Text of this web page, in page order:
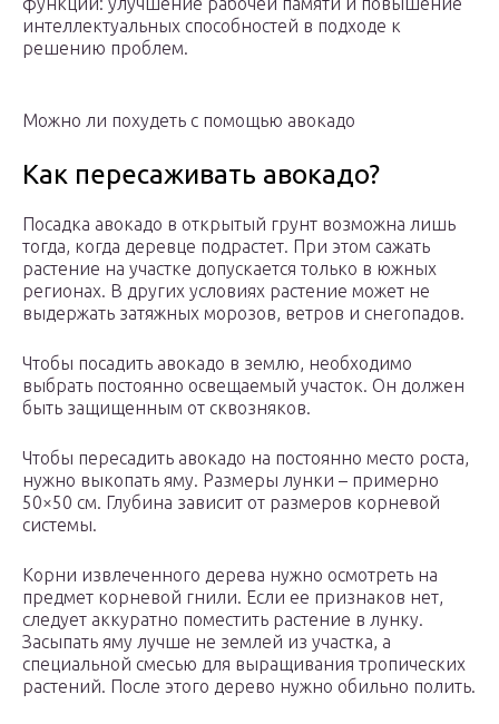
интеллектуальных способностей в подходе к
решению проблем.
Можно ли похудеть с помощью авокадо
Как пересаживать авокадо?
Посадка авокадо в открытый грунт возможна лишь
тогда, когда деревце подрастет. При этом сажать
растение на участке допускается только в южных
регионах. В других условиях растение может не
выдержать затяжных морозов, ветров и снегопадов.
Чтобы посадить авокадо в землю, необходимо
выбрать постоянно освещаемый участок. Он должен
быть защищенным от сквозняков.
Чтобы пересадить авокадо на постоянно место роста,
нужно выкопать яму. Размеры лунки – примерно
50×50 см. Глубина зависит от размеров корневой
системы.
Корни извлеченного дерева нужно осмотреть на
предмет корневой гнили. Если ее признаков нет,
следует аккуратно поместить растение в лунку.
Засыпать яму лучше не землей из участка, а
специальной смесью для выращивания тропических
растений. После этого дерево нужно обильно полить.